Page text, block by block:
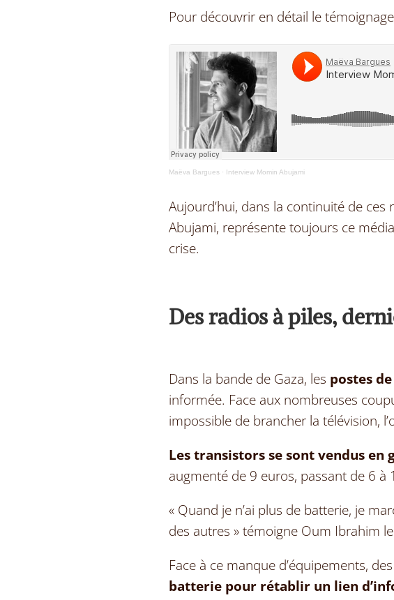
Pour découvrir en détail le
Maëva Bargues· Interview Momin Abujami
Aujourd’hui, dans la continuité de
Abujami, représente toujours ce
crise.
Des radios à piles,
Dans la bande de Gaza, les postes
informée. Face aux nombreuses
impossible de brancher la télévision, l
Les transistors se sont vendus
augmenté de 9 euros, passant de 6 à
« Quand je n’ai plus de batterie, je
des autres » témoigne Oum Ibrahim
Face à ce manque d’équipements,
batterie pour rétablir un lien